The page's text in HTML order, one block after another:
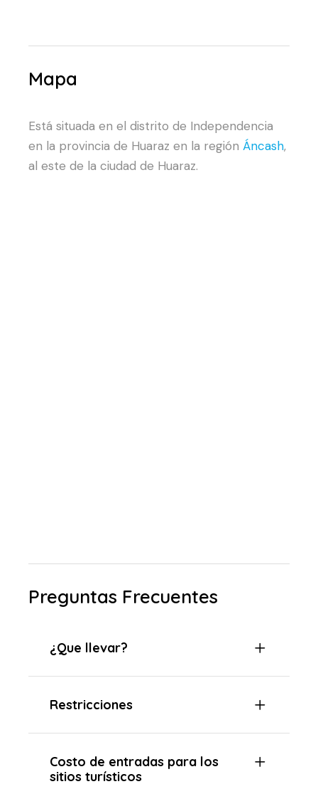
Mapa
Está situada en el distrito de Independencia
en la provincia de Huaraz en la región Áncash,
al este de la ciudad de Huaraz.
Preguntas Frecuentes
¿Que llevar?
Restricciones
Costo de entradas para los
sitios turísticos